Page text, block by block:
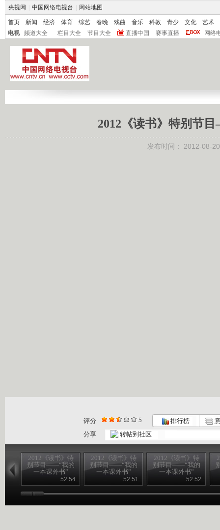
央视网 中国网络电视台 网站地图
首页 新闻 经济 体育 综艺 春晚 戏曲 音乐 科教 青少 文化
艺术
电视
频道大全 栏目大全 节目大全 直播中国 赛事直播 网络
2012《读书》特别节
发布时间： 2012-08-
评分 5 排行榜
分享
转帖到社区
2012《读书》特
别节目——“我的
一本课外书”
2012082652:54
2012《读书》特
别节目——“我的
一本课外书”
2012082552:51
2012《读书》特
别节目——“我的
一本课外书”
2012082452:52